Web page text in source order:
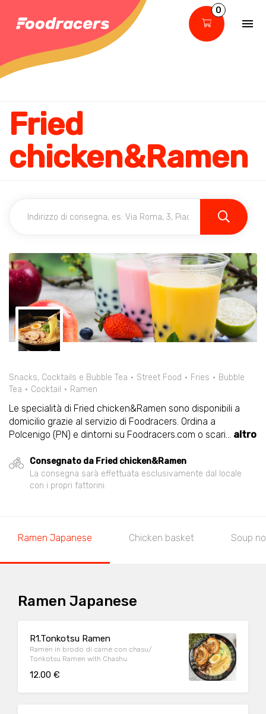
0
Fried
chicken&Ramen
Snacks, Cocktails e Bubble Tea Street Food Fries
Bubble
Tea
Cocktail Ramen
Le specialità di Fried chicken&Ramen sono disponibili a
domicilio grazie al servizio di Foodracers. Ordina a
Polcenigo (PN) e dintorni su Foodracers.com o scari... altro
Consegnato da Fried chicken&Ramen
La consegna sarà effettuata esclusivamente dal locale
con i propri fattorini.
Ramen Japanese Chicken basket Soup
Ramen Japanese
R1.Tonkotsu Ramen
Ramen in brodo di carne con chasu/
Tonkotsu Ramen with Chashu.
12.00 €